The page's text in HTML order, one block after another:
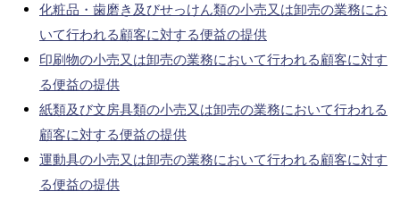
化粧品・歯磨き及びせっけん類の小売又は卸売の業務にお
いて行われる顧客に対する便益の提供
印刷物の小売又は卸売の業務において行われる顧客に対す
る便益の提供
紙類及び文房具類の小売又は卸売の業務において行われる
顧客に対する便益の提供
運動具の小売又は卸売の業務において行われる顧客に対す
る便益の提供